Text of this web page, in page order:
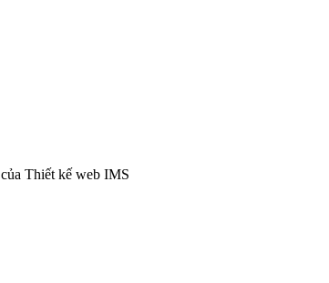
của Thiết kế web IMS